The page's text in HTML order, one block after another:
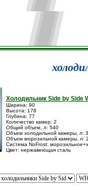
Холодильник Side by Side
Ширина: 90
Высота: 178
Глубина: 77
Количество камер: 2
Общий объем, л: 540
Объем холодильной камеры, л:
Объем морозильной камеры, л:
Система NoFrost:
Цвет: нержавеющая сталь